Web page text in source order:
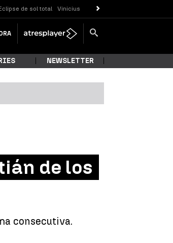
de sol total Vinicius
NEWSLETTER
de los
consecutiva.